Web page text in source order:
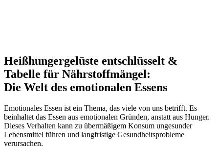
Heißhungergelüste entschlüsselt &
Tabelle für Nährstoffmängel:
Die Welt des emotionalen Essens
Emotionales Essen ist ein Thema, das viele von uns betrifft. Es
beinhaltet das Essen aus emotionalen Gründen, anstatt aus Hunger.
Dieses Verhalten kann zu übermäßigem Konsum ungesunder
Lebensmittel führen und langfristige Gesundheitsprobleme
verursachen.